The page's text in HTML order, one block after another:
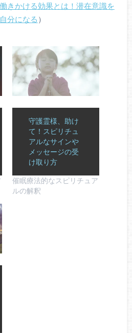
きかける効果とは！潜在意識を
分になる ）
守護霊様、助け
て！スピリチュ
アルなサインや
メッセージの受
け取り方
催眠療法的なスピリチュア
ルの解釈